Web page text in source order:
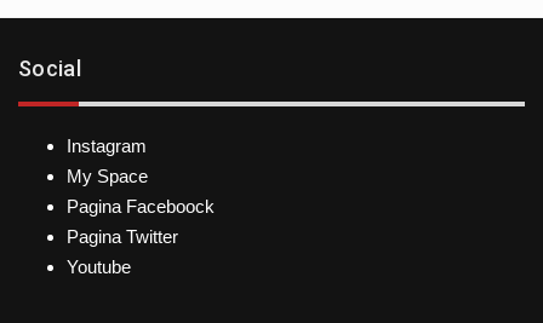
Social
Instagram
My Space
Pagina Faceboock
Pagina Twitter
Youtube